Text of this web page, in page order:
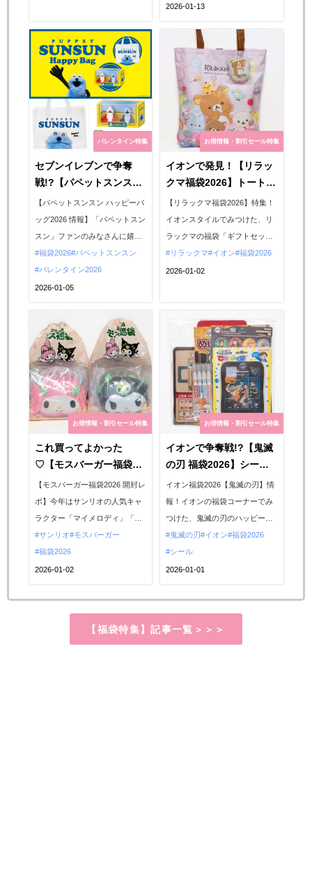
質無料！超おトクな福袋の中身
をレジェンドライターがオリジ
ナル写真つきで詳しくご紹
ケモンセンターオンラインで、
るので、ぜひチェックしてみて
ください☆...
2026-01-13
バレンタイン特集
セブンイレブンで争奪
戦!?【パペットスンス
ン】ハッピーバッグが1
月9日(金)より順次発売！
スンスン＆ノンノンの限
定グッズ入り♡
【パペットスンスン ハッピーバ
ッグ2026 情報】「パペットスン
スン」ファンのみなさんに嬉し
いニュース！2026年1月9日(金)
から、全国のセブンイレブン店
舗（一部店舗を除く）で、パペ
「PUPPET SUNSUN Happy
Bag」が発売されます！パペッ
トスンスンの限定グッズとお菓
子が入っ...
福袋2026 パペットスンスン
バレンタイン2026
2026-01-05
お得情報・割引セール特集
イオンで発見！【リラッ
クマ福袋2026】トートバ
ッグ付き豪華4点セット
が奇跡の1000円！気にな
る中身を大公開♡
【リラックマ福袋2026】特集！
イオンスタイルでみつけた、リ
ラックマの福袋「ギフトセット
リラックマ」をご紹介します。
リラックマの豪華4点セットが驚
ください。...
リラックマ イオン 福袋2026
2026-01-02
お得情報・割引セール特集
これ買ってよかった
♡【モスバーガー福袋
2026】マイメロディ＆ク
ロミのコラボグッズが可
愛すぎた♡お得すぎる中
身を大公開！
【モスバーガー福袋2026 開封レ
ポ】今年はサンリオの人気キャ
ラクター「マイメロディ」「ク
ロミ」とコラボレーション。描
き起こしデザインの可愛いグッ
ズが実質無料になるお得な福袋
ほどの人気ぶり。一部のモスバ
しますので、出会えたらチェッ
サンリオ モスバーガー
福袋2026
2026-01-02
お得情報・割引セール特集
イオンで争奪戦!?【鬼滅
の刃 福袋2026】シール
がいっぱいのハッピーバ
ッグが1000円は大優勝！
お得な中身を大公開！
イオン福袋2026【鬼滅の刃】情
報！イオンの福袋コーナーでみ
つけた、鬼滅の刃のハッピーバ
ッグをご紹介。シールバッグや
迷路、パズルなどを詰め込ん
だ、サンスター文具のお得なセ
ゼントにもぴったりですので、
クしてみてください。...
鬼滅の刃 イオン 福袋2026
シール
2026-01-01
【福袋特集】記事一覧＞＞＞